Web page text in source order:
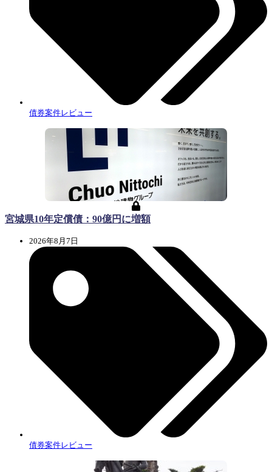
債券案件レビュー
宮城県10年定償債：90億円に増額
2026年8月7日
債券案件レビュー